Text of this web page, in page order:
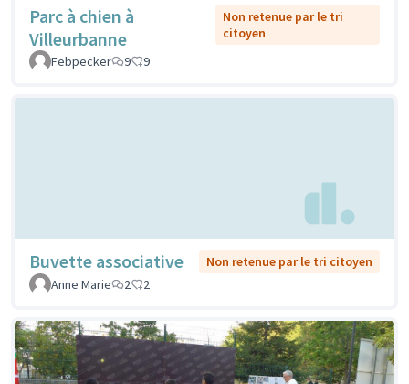
Parc à chien à
Villeurbanne
Non retenue par le tri
citoyen
Febpecker
9 9
Buvette associative
Non retenue par le tri citoyen
Anne Marie
2 2